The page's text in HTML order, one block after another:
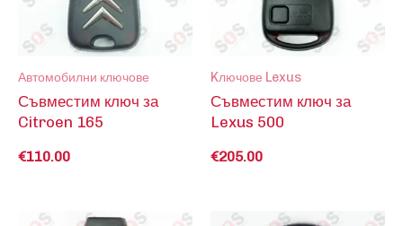
Автомобилни ключове
Съвместим ключ за
Citroen 165
€110.00
Kлючове Lexus
Съвместим ключ за
Lexus 500
€205.00